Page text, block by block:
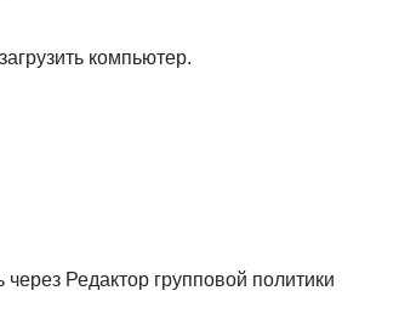
компьютер.
Редактор групповой политики